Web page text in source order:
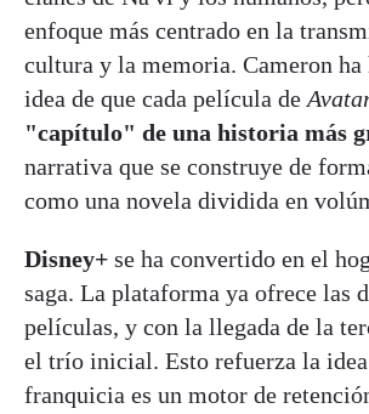
enfoque más centrado en la
cultura y la memoria. Cameron ha
idea de que cada película de
"capítulo" de una historia más
narrativa que se construye de
como una novela dividida en
Disney+ se ha convertido en el
saga. La plataforma ya ofrece las
películas, y con la llegada de la
el trío inicial. Esto refuerza la
franquicia es un motor de